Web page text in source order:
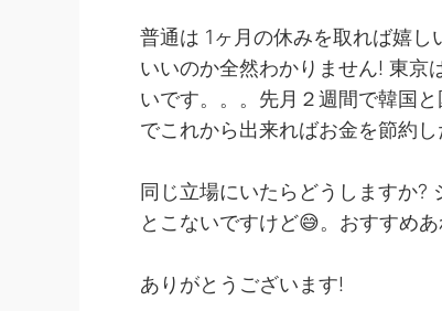
普通は 1ヶ月の休みを取れば嬉
いいのか全然わかりません! 東京
いです。。。先月２週間で韓国
でこれから出来ればお金を節約
同じ立場にいたらどうしますか?
とこないですけど😅。おすすめ
ありがとうございます!